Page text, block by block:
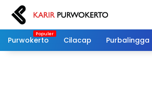
Langsung
konten
Purwokerto
Cilacap Purbalingga